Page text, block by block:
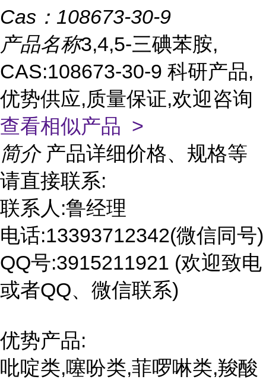
Cas： 108673-30-9
产品名称3,4,5-三碘苯胺,
CAS:108673-30-9 科研产品,
优势供应,质量保证,欢迎咨询
查看相似产品 >
简介 产品详细价格、规格等
请直接联系:
联系人:鲁经理
电话:13393712342(微信同号)
QQ号:3915211921 (欢迎致电
或者QQ、微信联系)
优势产品:
吡啶类,噻吩类,菲啰啉类,羧酸